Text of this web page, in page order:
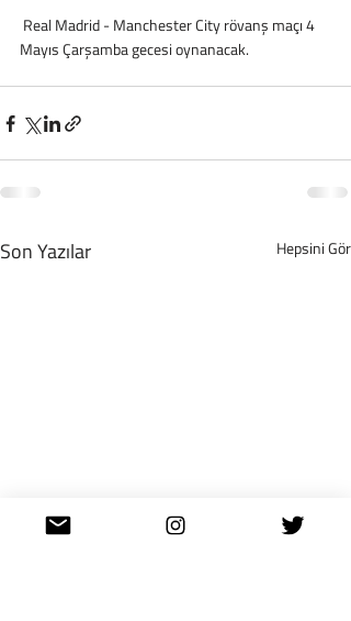
Mayıs Çarşamba gecesi oynanacak.
Son Yazılar Hepsini Gör